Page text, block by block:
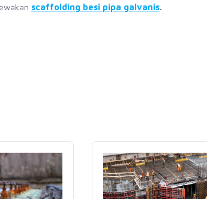
scaffolding besi pipa galvanis.